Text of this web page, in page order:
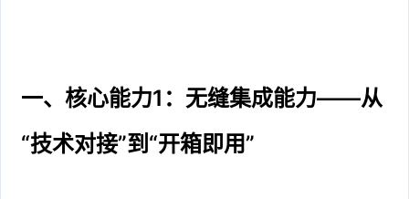
一、核心能力1：无缝集成能力——从
“技术对接”到“开箱即用”